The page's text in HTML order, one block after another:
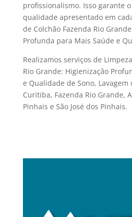
profissionalismo. Isso garante
qualidade apresentado em
de Colchão Fazenda Rio
Profunda para Mais Saúde e
Realizamos serviços de
Rio Grande: Higienização
e Qualidade de Sono, Lavagem
Curitiba, Fazenda Rio Grande,
Pinhais e São José dos Pinhais.